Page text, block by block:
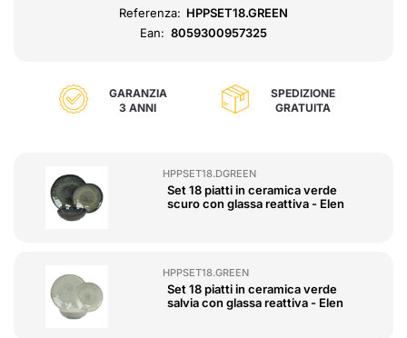
Referenza: HPPSET18.GREEN
Ean: 8059300957325
GARANZIA
3 ANNI
SPEDIZIONE
GRATUITA
HPPSET18.DGREEN
Set 18 piatti in ceramica verde
scuro con glassa reattiva - Elen
HPPSET18.GREEN
Set 18 piatti in ceramica verde
salvia con glassa reattiva - Elen